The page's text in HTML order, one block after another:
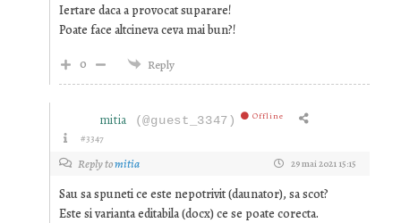
Iertare daca a provocat suparare!
Poate face altcineva ceva mai bun?!
0
Reply
mitia (@guest_3347) Offline
#3347
Reply tomitia 29 mai 2021 15:15
Sau sa spuneti ce este nepotrivit (daunator), sa scot?
Este si varianta editabila (docx) ce se poate corecta.